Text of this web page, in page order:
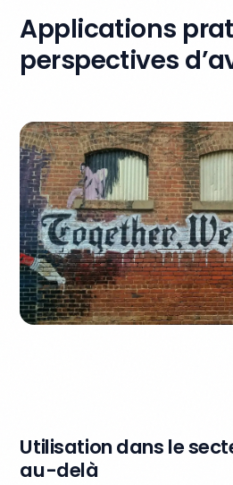
Applications
perspectives
Utilisation dans le
au-delà